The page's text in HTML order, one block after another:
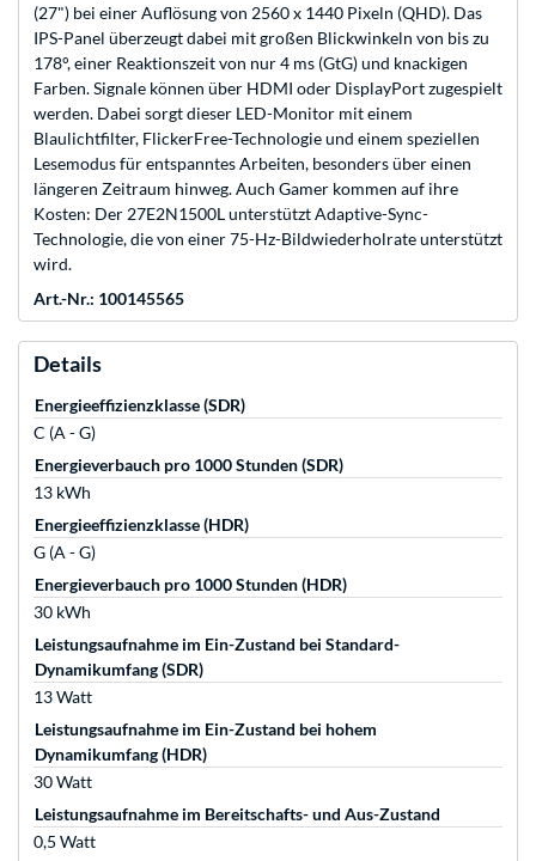
(27") bei einer Auflösung von 2560 x 1440 Pixeln (QHD). Das
IPS-Panel überzeugt dabei mit großen Blickwinkeln von bis zu
178°, einer Reaktionszeit von nur 4 ms (GtG) und knackigen
Farben. Signale können über HDMI oder DisplayPort zugespielt
werden. Dabei sorgt dieser LED-Monitor mit einem
Blaulichtfilter, FlickerFree-Technologie und einem speziellen
Lesemodus für entspanntes Arbeiten, besonders über einen
längeren Zeitraum hinweg. Auch Gamer kommen auf ihre
Kosten: Der 27E2N1500L unterstützt Adaptive-Sync-
Technologie, die von einer 75-Hz-Bildwiederholrate unterstützt
wird.
Art.-Nr.: 100145565
Details
Energieeffizienzklasse (SDR)
C (A - G)
Energieverbauch pro 1000 Stunden (SDR)
13 kWh
Energieeffizienzklasse (HDR)
G (A - G)
Energieverbauch pro 1000 Stunden (HDR)
30 kWh
Leistungsaufnahme im Ein-Zustand bei Standard-
Dynamikumfang (SDR)
13 Watt
Leistungsaufnahme im Ein-Zustand bei hohem
Dynamikumfang (HDR)
30 Watt
Leistungsaufnahme im Bereitschafts- und Aus-Zustand
0,5 Watt